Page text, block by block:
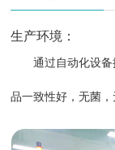
生产环境：
通过自动化设
品一致性好，无菌，